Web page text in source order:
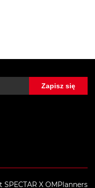
SPECTAR X OMPlanners